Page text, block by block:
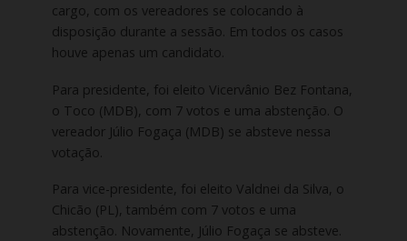
cargo, com os vereadores se colocando à
disposição durante a sessão. Em todos os casos
houve apenas um candidato.
Para presidente, foi eleito Vicervânio Bez Fontana,
o Toco (MDB), com 7 votos e uma abstenção. O
vereador Júlio Fogaça (MDB) se absteve nessa
votação.
Para vice-presidente, foi eleito Valdnei da Silva, o
Chicão (PL), também com 7 votos e uma
abstenção. Novamente, Júlio Fogaça se absteve.